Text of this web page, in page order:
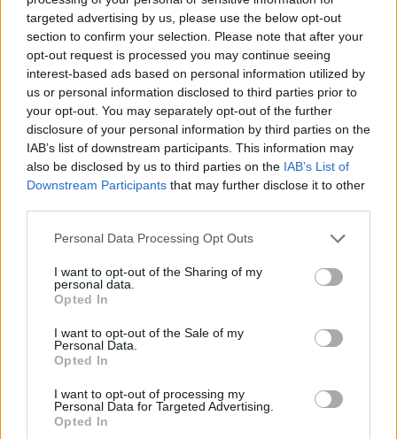
targeted advertising by us, please use the below opt-out
section to confirm your selection. Please note that after your
opt-out request is processed you may continue seeing
interest-based ads based on personal information utilized by
us or personal information disclosed to third parties prior to
your opt-out. You may separately opt-out of the further
disclosure of your personal information by third parties on the
IAB’s list of downstream participants. This information may
also be disclosed by us to third parties on the IAB’s List of
Downstream Participants that may further disclose it to other
Personal Data Processing Opt Outs
I want to opt-out of the Sharing of my
personal data.
Opted In
I want to opt-out of the Sale of my
Personal Data.
Opted In
I want to opt-out of processing my
Personal Data for Targeted Advertising.
Opted In
submitting
email,
you
agree
to
Terms
and
Privacy
You
reCAPTCHA
Ο πραγματικός αντίπαλος του Κυριάκου
Μητσοτάκη
Χρηματιστήριο: Γιατί η Motor Oil έχει
προβάδισμα για τον MSCI – Τι συμβαίνει με
ΟΤΕ, Allwyn και Jumbo